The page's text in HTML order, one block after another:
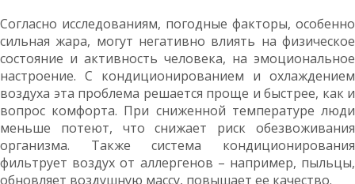
Согласно исследованиям, погодные факторы, особенно
сильная жара, могут негативно влиять на физическое
состояние и активность человека, на эмоциональное
настроение. С кондиционированием и охлаждением
воздуха эта проблема решается проще и быстрее, как и
вопрос комфорта. При сниженной температуре люди
меньше потеют, что снижает риск обезвоживания
организма. Также система кондиционирования
фильтрует воздух от аллергенов – например, пыльцы,
обновляет воздушную массу, повышает ее качество.